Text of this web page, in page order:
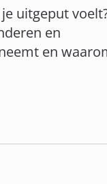
uitgeput
en
en